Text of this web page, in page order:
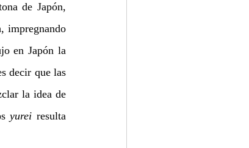
de Japón,
impregnando
en Japón la
decir que las
la idea de
yurei resulta